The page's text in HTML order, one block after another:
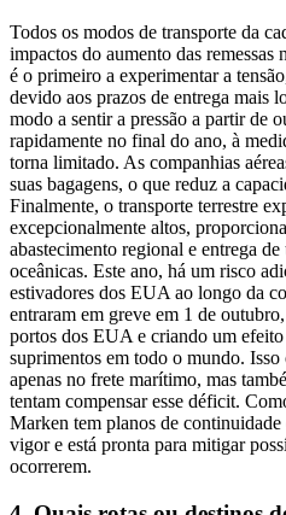
Todos os modos de transporte da
impactos do aumento das
é o primeiro a experimentar a
devido aos prazos de entrega mais
modo a sentir a pressão a partir de
rapidamente no final do ano, à
torna limitado. As companhias
suas bagagens, o que reduz a
Finalmente, o transporte terrestre
excepcionalmente altos,
abastecimento regional e entrega
oceânicas. Este ano, há um risco
estivadores dos EUA ao longo da
entraram em greve em 1 de
portos dos EUA e criando um efeito
suprimentos em todo o mundo.
apenas no frete marítimo, mas
tentam compensar esse déficit.
Marken tem planos de
vigor e está pronta para mitigar
ocorrerem.